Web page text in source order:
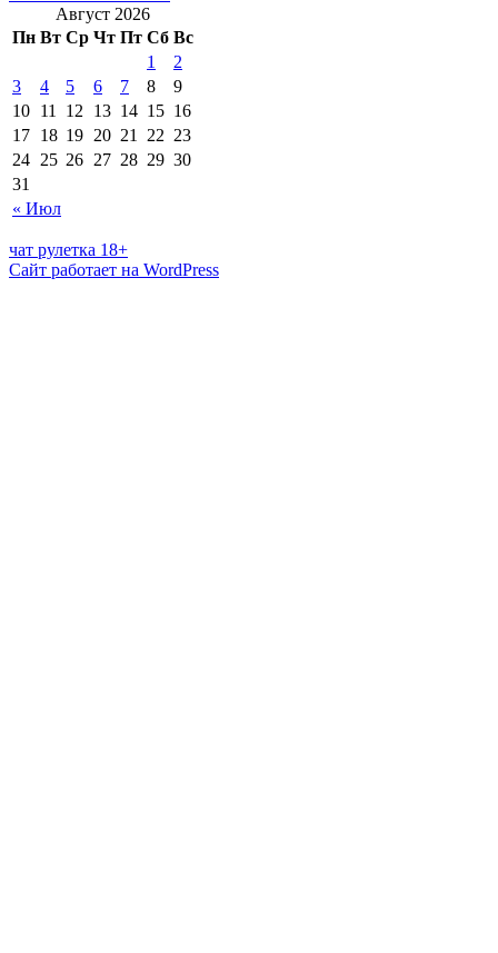
Август 2026
Пн Вт Ср Чт Пт Сб Вс
« Июл
1
2
3
4 5 6 7 8
9
10 11 12 13 14 15 16
17 18 19 20 21 22 23
24 25 26 27 28 29 30
31
чат рулетка 18+
Сайт работает на WordPress